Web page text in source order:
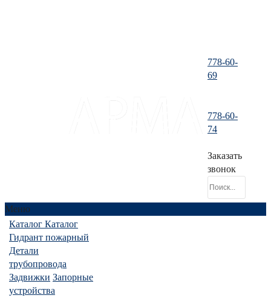
778-60-
69
778-60-
74
Заказать
звонок
Меню
Каталог Каталог
Гидрант пожарный
Детали
трубопровода
Задвижки Запорные
устройства